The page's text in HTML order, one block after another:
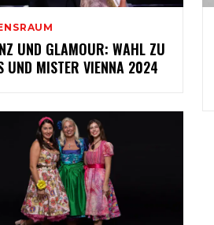
UND GLAMOUR: WAHL ZU
UND MISTER VIENNA 2024